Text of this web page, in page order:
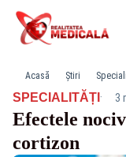
Acasă Știri
SPECIALITĂȚI · 3
Efectele
cortizon